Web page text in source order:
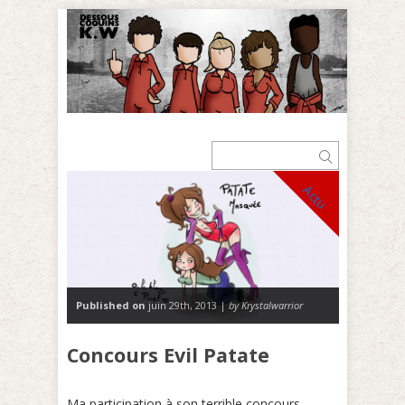
Actu
Published on juin 29th, 2013 | by Krystalwarrior
Concours Evil Patate